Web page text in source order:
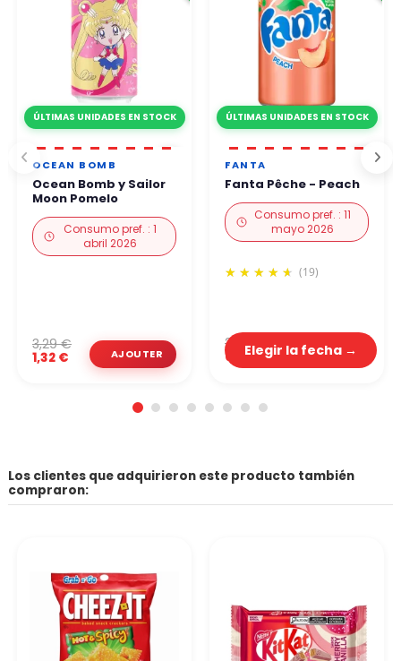
ÚLTIMAS UNIDADES EN STOCK
OCEAN BOMB
Ocean Bomb y Sailor
Moon Pomelo
Consumo pref. : 1
abril 2026
1,32 €
3,29 €
ÚLTIMAS UNIDADES EN STOCK
FANTA
Fanta Pêche - Peach
Consumo pref. : 11
mayo 2026
(19)
0,92 €
2,29 €Elegir la fecha →
Los clientes que adquirieron este producto también
compraron: